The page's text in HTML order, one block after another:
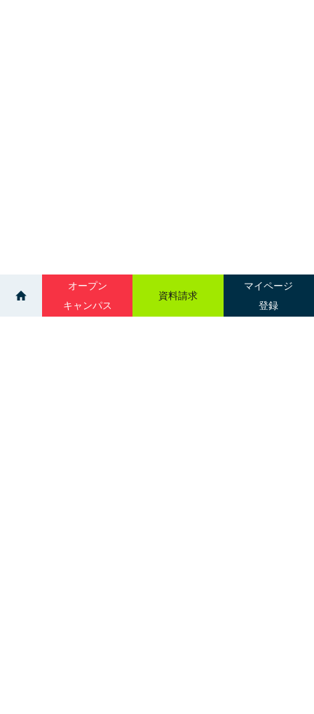
オープン
キャンパス
資料請求
マイページ
登録